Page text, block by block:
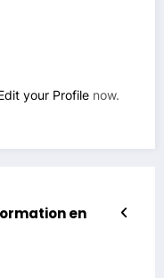
your Profile now.
en